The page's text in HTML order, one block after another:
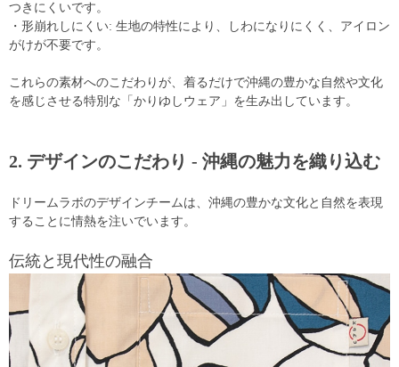
つきにくいです。
・形崩れしにくい: 生地の特性により、しわになりにくく、アイロン
がけが不要です。
これらの素材へのこだわりが、着るだけで沖縄の豊かな自然や文化
を感じさせる特別な「かりゆしウェア」を生み出しています。
2. デザインのこだわり - 沖縄の魅力を織り込む
ドリームラボのデザインチームは、沖縄の豊かな文化と自然を表現
することに情熱を注いでいます。
伝統と現代性の融合